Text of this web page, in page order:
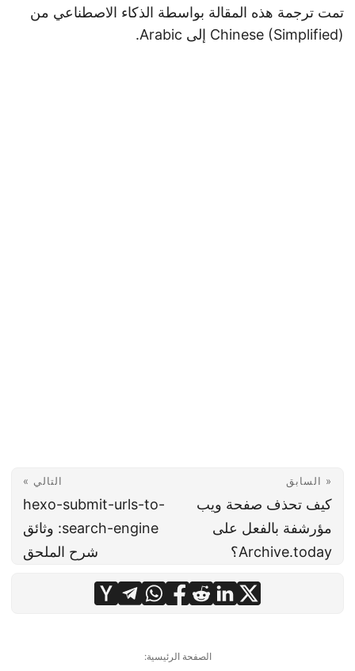
تمت ترجمة هذه المقالة بواسطة الذكاء الاصطناعي من
Chinese (Simplified) إلى Arabic.
« السابق
كيف تحذف صفحة ويب
مؤرشفة بالفعل على
Archive.today؟
التالي »
hexo-submit-urls-to-
search-engine: وثائق
شرح الملحق
الصفحة الرئيسية: